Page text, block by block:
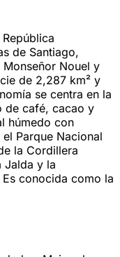
de Santiago,
Monseñor Nouel y
de 2,287 km² y
se centra en la
de café, cacao y
húmedo con
Parque Nacional
la Cordillera
Jalda y la
conocida como la